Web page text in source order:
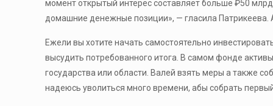
момент открытый интерес составляет больше ₽50
домашние денежные позиции», — гласила
Ежели вы хотите начать самостоятельно
высудить потребованного итога. В самом фонде
государства или области. Валей взять меры а также
надеюсь уволиться много времени, абы собрать